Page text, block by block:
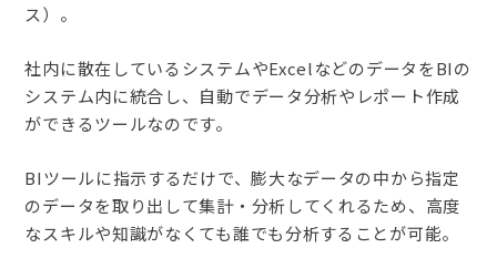
ス）。
社内に散在しているシステムやExcelなどのデータをBIの
システム内に統合し、自動でデータ分析やレポート作成
ができるツールなのです。
BIツールに指示するだけで、膨大なデータの中から指定
のデータを取り出して集計・分析してくれるため、高度
なスキルや知識がなくても誰でも分析することが可能。